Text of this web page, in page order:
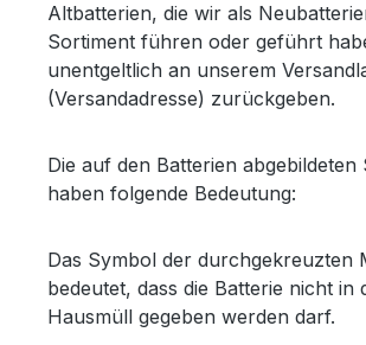
Altbatterien, die wir als
Sortiment führen oder geführt
unentgeltlich an unserem
(Versandadresse) zurückgeben.
Die auf den Batterien abgebildeten
haben folgende Bedeutung:
Das Symbol der durchgekreuzten
bedeutet, dass die Batterie nicht in
Hausmüll gegeben werden darf.